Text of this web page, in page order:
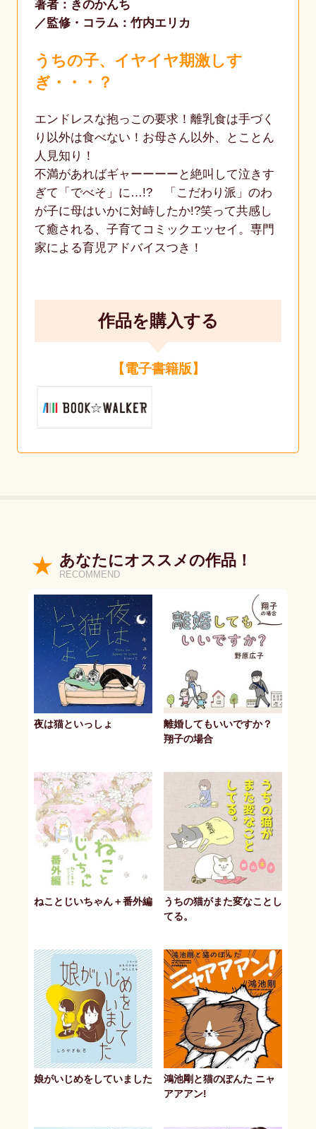
著者：きのかんち
監修・コラム：竹内エリカ
うちの子、イヤイヤ期激しす
ぎ・・・？
エンドレスな抱っこの要求！離乳食は手づく
り以外は食べない！お母さん以外、とことん
人見知り！
不満があればギャーーーーと絶叫して泣きす
ぎて「でべそ」に…!? 「こだわり派」のわ
が子に母はいかに対峙したか!?笑って共感し
て癒される、子育てコミックエッセイ。専門
家による育児アドバイスつき！
作品を購入する
【電子書籍版】
あなたにオススメの作品！
RECOMMEND
夜は猫といっしょ
離婚してもいいですか？
翔子の場合
ねことじいちゃん＋番外編
うちの猫がまた変なことし
てる。
娘がいじめをしていました
鴻池剛と猫のぽんた ニャ
アアアン!